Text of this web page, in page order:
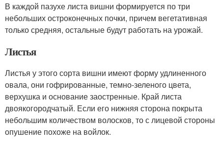
В каждой пазухе листа вишни формируется по три
небольших остроконечных почки, причем вегетативная
только средняя, остальные будут работать на урожай.
Листья
Листья у этого сорта вишни имеют форму удлиненного
овала, они гофрированные, темно-зеленого цвета,
верхушка и основание заостренные. Край листа
двоякогородчатый. Если его нижняя сторона покрыта
небольшим количеством волосков, то с лицевой стороны
опушение похоже на войлок.